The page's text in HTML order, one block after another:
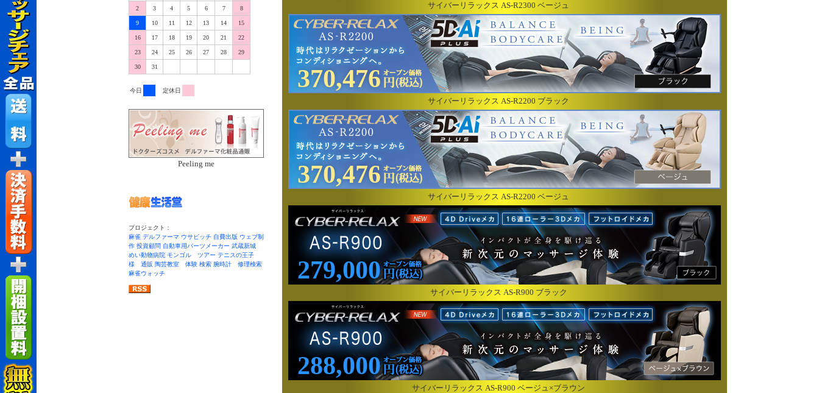
今日 定休日
Peeling me
プロジェクト：
麻雀 デルファーマ ウサビッチ 自費出版 ウェブ制
作 投資顧問 自動車用パーツメーカー 武蔵新城
めい動物病院 モンゴル ツアー テニスの王子
様 通販 陶芸教室 体験 検索 腕時計 修理検索
麻雀ウォッチ
サイバーリラックス AS-R2300 ベージュ
370,476
サイバーリラックス AS-R2200 ブラック
370,476
サイバーリラックス AS-R2200 ベージュ
279,000
サイバーリラックス AS-R900 ブラック
288,000
サイバーリラックス AS-R900 ベージュ×ブラウン